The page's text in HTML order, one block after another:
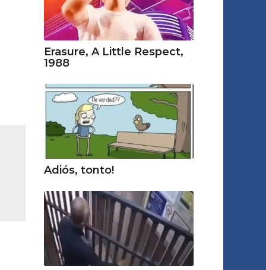
Erasure, A Little Respect,
1988
Adiós, tonto!